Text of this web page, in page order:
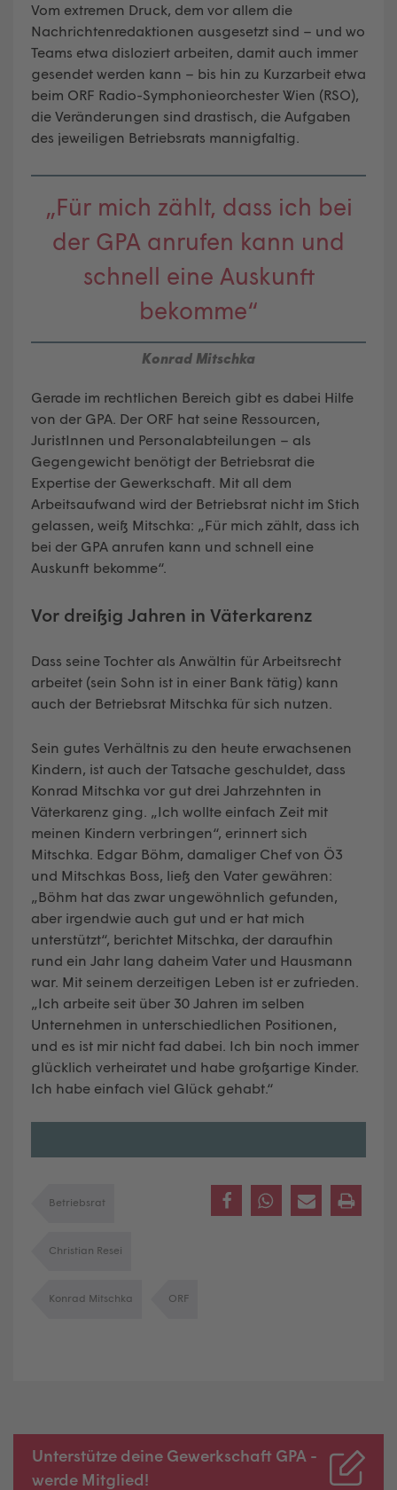
Vom extremen Druck, dem vor allem die
Nachrichtenredaktionen ausgesetzt sind – und wo
Teams etwa disloziert arbeiten, damit auch immer
gesendet werden kann – bis hin zu Kurzarbeit etwa
beim ORF Radio-Symphonieorchester Wien (RSO),
die Veränderungen sind drastisch, die Aufgaben
des jeweiligen Betriebsrats mannigfaltig.
„Für mich zählt, dass ich bei
der GPA anrufen kann und
schnell eine Auskunft
bekomme“
Konrad Mitschka
Gerade im rechtlichen Bereich gibt es dabei Hilfe
von der GPA. Der ORF hat seine Ressourcen,
JuristInnen und Personalabteilungen – als
Gegengewicht benötigt der Betriebsrat die
Expertise der Gewerkschaft. Mit all dem
Arbeitsaufwand wird der Betriebsrat nicht im Stich
gelassen, weiß Mitschka: „Für mich zählt, dass ich
bei der GPA anrufen kann und schnell eine
Auskunft bekomme“.
Vor dreißig Jahren in Väterkarenz
Dass seine Tochter als Anwältin für Arbeitsrecht
arbeitet (sein Sohn ist in einer Bank tätig) kann
auch der Betriebsrat Mitschka für sich nutzen.
Sein gutes Verhältnis zu den heute erwachsenen
Kindern, ist auch der Tatsache geschuldet, dass
Konrad Mitschka vor gut drei Jahrzehnten in
Väterkarenz ging. „Ich wollte einfach Zeit mit
meinen Kindern verbringen“, erinnert sich
Mitschka. Edgar Böhm, damaliger Chef von Ö3
und Mitschkas Boss, ließ den Vater gewähren:
„Böhm hat das zwar ungewöhnlich gefunden,
aber irgendwie auch gut und er hat mich
unterstützt“, berichtet Mitschka, der daraufhin
rund ein Jahr lang daheim Vater und Hausmann
war. Mit seinem derzeitigen Leben ist er zufrieden.
„Ich arbeite seit über 30 Jahren im selben
Unternehmen in unterschiedlichen Positionen,
und es ist mir nicht fad dabei. Ich bin noch immer
glücklich verheiratet und habe großartige Kinder.
Ich habe einfach viel Glück gehabt.“
Betriebsrat
Christian Resei
Konrad Mitschka ORF
Unterstütze deine Gewerkschaft GPA -
werde Mitglied!